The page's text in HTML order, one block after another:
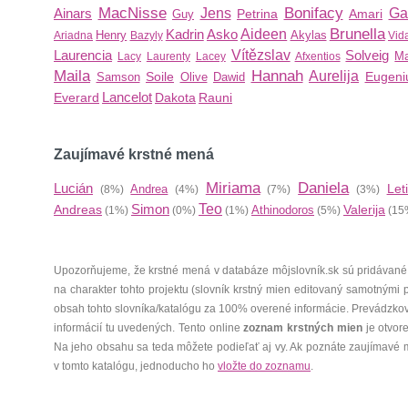
Ainars MacNisse Guy Jens Petrina Bonifacy Amari
Ariadna Henry Bazyly KadrinAskoAideen Akylas Brunella
Laurencia Lacy Laurenty Lacey Vítězslav Afxentios Solveig
Maila Samson Soile Olive Dawid Hannah Aurelija
Everard Lancelot Dakota Rauni
Zaujímavé krstné mená
Lucián (8%)Andrea(4%) Miriama(7%) Daniela(3%)
Andreas (1%) Simon (0%) Teo (1%) Athinodoros (5%) Valerija
Upozorňujeme, že krstné mená v databáze môjslovník.sk sú
na charakter tohto projektu (slovník krstný mien editovaný
obsah tohto slovníka/katalógu za 100% overené informácie.
informácií tu uvedených. Tento onlinezoznam krstných mienje
Na jeho obsahu sa teda môžete podieľať aj vy. Ak poznáte zaujímavé
v tomto katalógu, jednoducho ho vložte do zoznamu.